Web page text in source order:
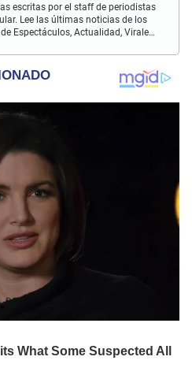
escritas por el staff de periodistas
Lee las últimas noticias de los
Espectáculos, Actualidad, Virales,